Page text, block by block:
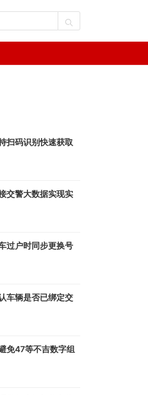
扫码识别快速获取
交警大数据实现实
过户时同步更换号
车辆是否已绑定交
免47等不吉数字组